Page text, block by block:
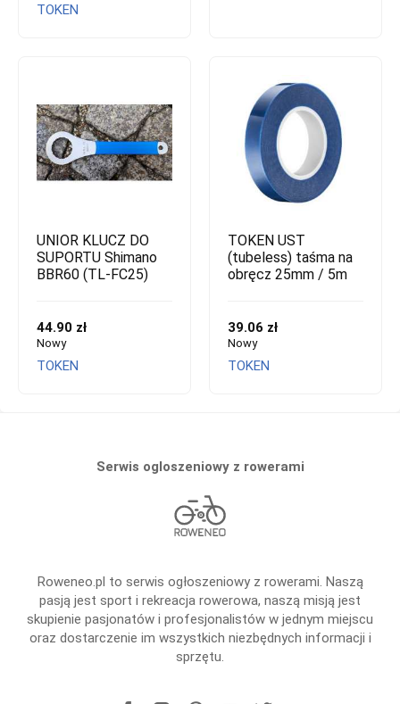
TOKEN
UNIOR KLUCZ DO
SUPORTU Shimano
BBR60 (TL-FC25)
44.90 zł
Nowy
TOKEN
TOKEN UST
(tubeless) taśma na
obręcz 25mm / 5m
39.06 zł
Nowy
TOKEN
Serwis ogloszeniowy z rowerami
Roweneo.pl to serwis ogłoszeniowy z rowerami. Naszą
pasją jest sport i rekreacja rowerowa, naszą misją jest
skupienie pasjonatów i profesjonalistów w jednym miejscu
oraz dostarczenie im wszystkich niezbędnych informacji i
sprzętu.